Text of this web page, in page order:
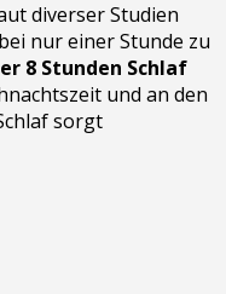
diverser Studien
nur einer Stunde zu
8 Stunden Schlaf
und an den
sorgt